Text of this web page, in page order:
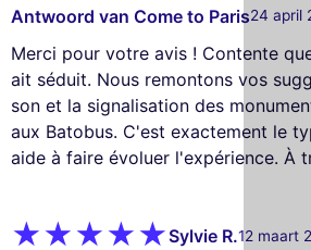
Antwoord van Come to Paris24 april
Merci pour votre avis ! Contente
ait séduit. Nous remontons vos
son et la signalisation des
aux Batobus. C'est exactement le
aide à faire évoluer l'expérience. À
Sylvie R.12 maart